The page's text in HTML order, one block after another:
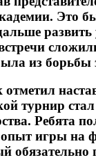
Это
развить
из борьбы
турнир
Ребята
игры на
обязательно